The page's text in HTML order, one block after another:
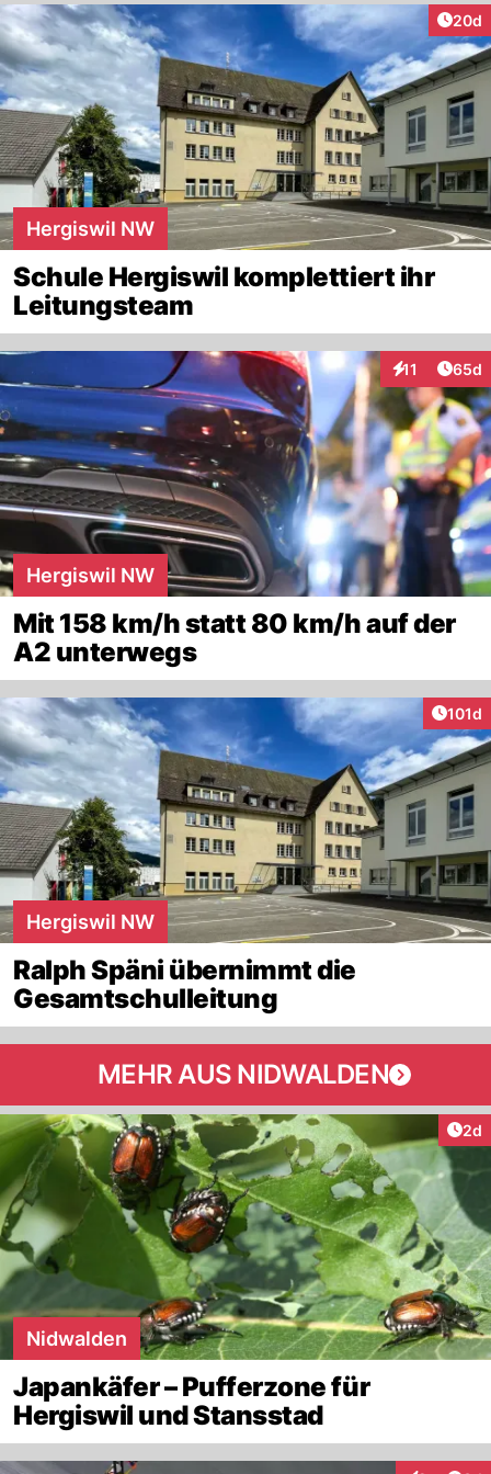
20d
Hergiswil NW
Schule Hergiswil komplettiert ihr
Leitungsteam
11
Interaktionen
65d
Hergiswil NW
Mit 158 km/h statt 80 km/h auf der
A2 unterwegs
101d
Hergiswil NW
Ralph Späni übernimmt die
Gesamtschulleitung
MEHR AUS NIDWALDEN
2d
Nidwalden
Japankäfer – Pufferzone für
Hergiswil und Stansstad